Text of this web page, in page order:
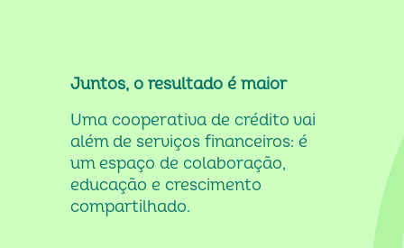
Juntos, o resultado é maior
Uma cooperativa de crédito vai
além de serviços financeiros: é
um espaço de colaboração,
educação e crescimento
compartilhado.